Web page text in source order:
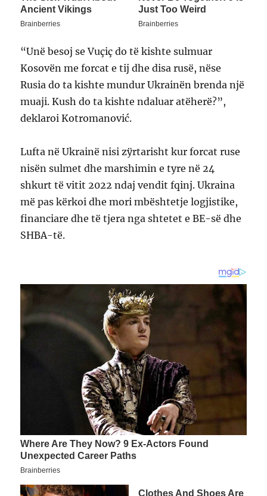
“Unë besoj se Vuçiç do të kishte sulmuar
Kosovën me forcat e tij dhe disa rusë, nëse
Rusia do ta kishte mundur Ukrainën brenda një
muaji. Kush do ta kishte ndaluar atëherë?”,
deklaroi Kotromanović.
Lufta në Ukrainë nisi zÿrtarisht kur forcat ruse
nisën sulmet dhe marshimin e tyre në 24
shkurt të vitit 2022 ndaj vendit fqinj. Ukraina
më pas kërkoi dhe mori mbështetje logjistike,
financiare dhe të tjera nga shtetet e BE-së dhe
SHBA-të.